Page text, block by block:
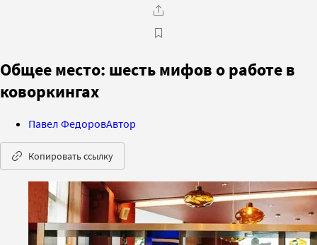
Общее место: шесть мифов о работе в
коворкингах
Павел ФедоровАвтор
Копировать ссылку